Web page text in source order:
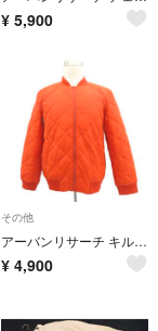
¥ 5,900
その他
アーバンリサーチ キルティングジャケット ナイロン 40 オレンジ ミドル丈
¥ 4,900